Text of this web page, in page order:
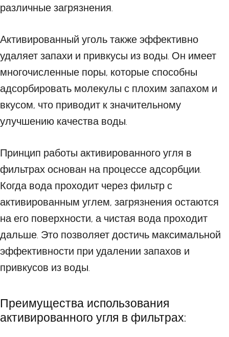
различные загрязнения.
Активированный уголь также эффективно
удаляет запахи и привкусы из воды. Он имеет
многочисленные поры, которые способны
адсорбировать молекулы с плохим запахом и
вкусом, что приводит к значительному
улучшению качества воды.
Принцип работы активированного угля в
фильтрах основан на процессе адсорбции.
Когда вода проходит через фильтр с
активированным углем, загрязнения остаются
на его поверхности, а чистая вода проходит
дальше. Это позволяет достичь максимальной
эффективности при удалении запахов и
привкусов из воды.
Преимущества использования
активированного угля в фильтрах: